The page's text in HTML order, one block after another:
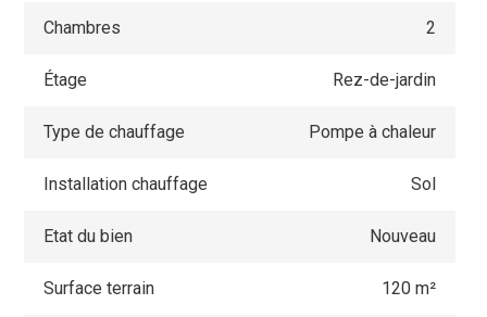
Chambres 2
Étage Rez-de-jardin
Type de chauffage Pompe à chaleur
Installation chauffage Sol
Etat du bien Nouveau
Surface terrain 120 m²